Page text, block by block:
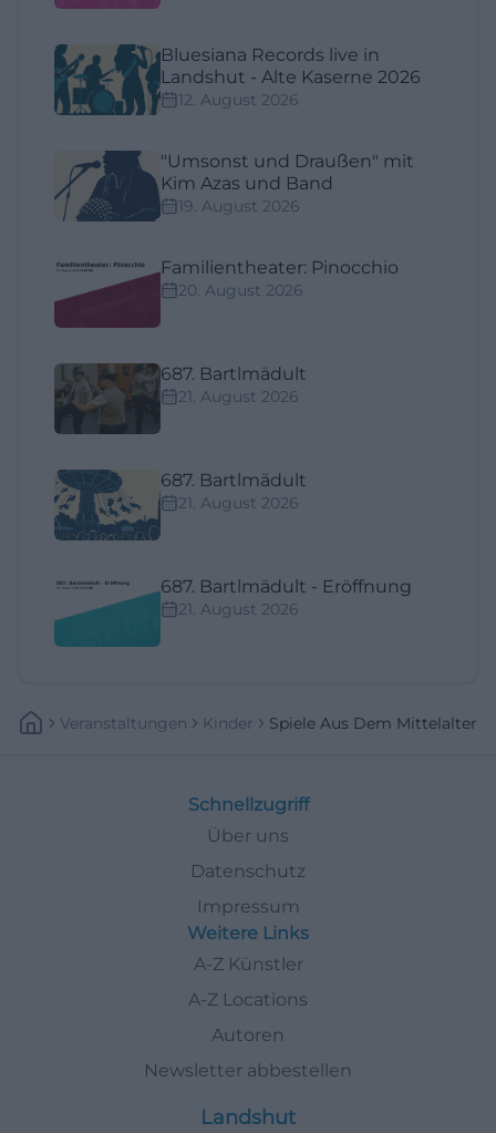
Bluesiana Records live in
Landshut - Alte Kaserne 2026
12. August 2026
"Umsonst und Draußen" mit
Kim Azas und Band
19. August 2026
Familientheater: Pinocchio
20. August 2026
687. Bartlmädult
21. August 2026
687. Bartlmädult
21. August 2026
687. Bartlmädult - Eröffnung
21. August 2026
Veranstaltungen Kinder Spiele Aus Dem Mittelalter
Schnellzugriff
Über uns
Datenschutz
Impressum
Weitere Links
A-Z Künstler
A-Z Locations
Autoren
Newsletter abbestellen
Landshut